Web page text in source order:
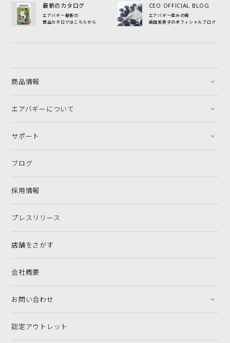
最新のカタログ
エアバギー最新の
商品カタログはこちらから
CEO OFFICIAL BLOG
エアバギー産みの親
飯田美恵子のオフィシャルブログ
商品情報
エアバギーについて
サポート
ブログ
採用情報
プレスリリース
店舗をさがす
会社概要
お問い合わせ
認定アウトレット